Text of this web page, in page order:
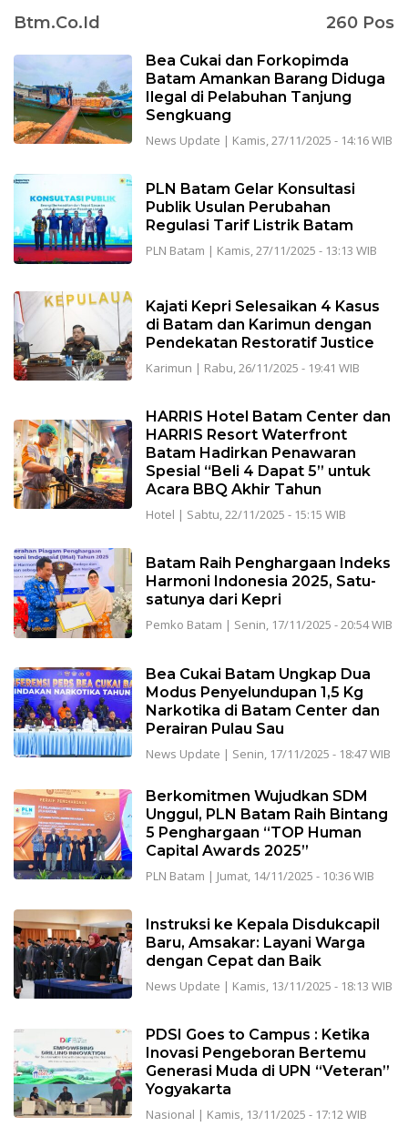
Btm.co.id 260 Pos
Bea Cukai dan Forkopimda
Batam Amankan Barang Diduga
Ilegal di Pelabuhan Tanjung
Sengkuang
News Update | Kamis, 27/11/2025 - 14:16 WIB
PLN Batam Gelar Konsultasi
Publik Usulan Perubahan
Regulasi Tarif Listrik Batam
PLN Batam | Kamis, 27/11/2025 - 13:13 WIB
Kajati Kepri Selesaikan 4 Kasus
di Batam dan Karimun dengan
Pendekatan Restoratif Justice
Karimun | Rabu, 26/11/2025 - 19:41 WIB
HARRIS Hotel Batam Center dan
HARRIS Resort Waterfront
Batam Hadirkan Penawaran
Spesial “Beli 4 Dapat 5” untuk
Acara BBQ Akhir Tahun
Hotel | Sabtu, 22/11/2025 - 15:15 WIB
Batam Raih Penghargaan Indeks
Harmoni Indonesia 2025, Satu-
satunya dari Kepri
Pemko Batam | Senin, 17/11/2025 - 20:54 WIB
Bea Cukai Batam Ungkap Dua
Modus Penyelundupan 1,5 Kg
Narkotika di Batam Center dan
Perairan Pulau Sau
News Update | Senin, 17/11/2025 - 18:47 WIB
Berkomitmen Wujudkan SDM
Unggul, PLN Batam Raih Bintang
5 Penghargaan “TOP Human
Capital Awards 2025”
PLN Batam | Jumat, 14/11/2025 - 10:36 WIB
Instruksi ke Kepala Disdukcapil
Baru, Amsakar: Layani Warga
dengan Cepat dan Baik
News Update | Kamis, 13/11/2025 - 18:13 WIB
PDSI Goes to Campus : Ketika
Inovasi Pengeboran Bertemu
Generasi Muda di UPN “Veteran”
Yogyakarta
Nasional | Kamis, 13/11/2025 - 17:12 WIB